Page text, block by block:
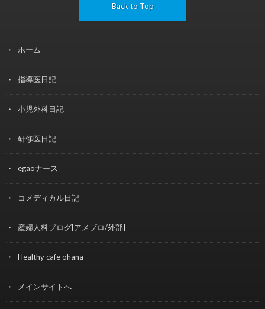
Back to Top
ホーム
指導医日記
小児外科日記
研修医日記
egaoナース
コメディカル日記
産婦人科ブログ[アメブロ/外部]
Healthy cafe ohana
メインサイトへ